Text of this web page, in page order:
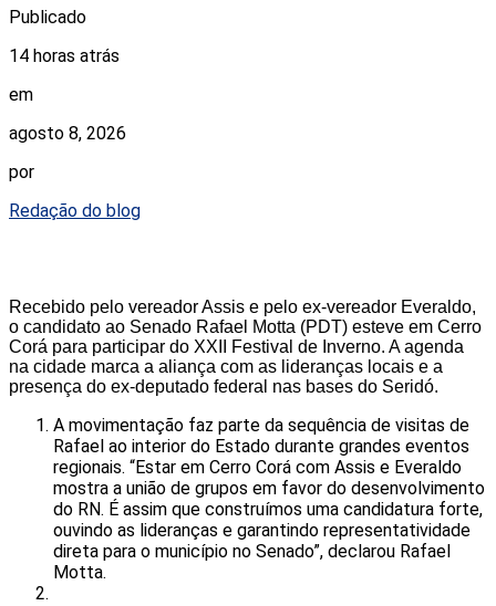
Publicado
14 horas atrás
em
agosto 8, 2026
por
Redação do blog
Recebido pelo vereador Assis e pelo ex-vereador Everaldo,
o candidato ao Senado Rafael Motta (PDT) esteve em Cerro
Corá para participar do XXII Festival de Inverno. A agenda
na cidade marca a aliança com as lideranças locais e a
presença do ex-deputado federal nas bases do Seridó.
A movimentação faz parte da sequência de visitas de
Rafael ao interior do Estado durante grandes eventos
regionais. “Estar em Cerro Corá com Assis e Everaldo
mostra a união de grupos em favor do desenvolvimento
do RN. É assim que construímos uma candidatura forte,
ouvindo as lideranças e garantindo representatividade
direta para o município no Senado”, declarou Rafael
Motta.